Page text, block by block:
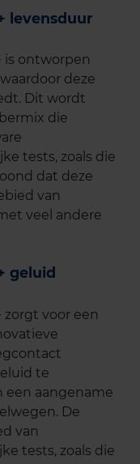
levensduur
is ontworpen
deze
Dit wordt
die
tests, zoals die
dat deze
van
veel andere
geluid
zorgt voor een
te
een aangename
De
van
tests, zoals die